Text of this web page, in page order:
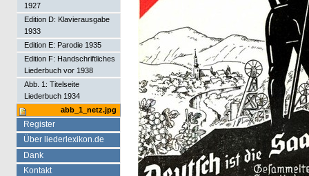
1927
Edition D: Klavierausgabe
1933
Edition E: Parodie 1935
Edition F: Handschriftliches
Liederbuch vor 1938
Abb. 1: Titelseite
Liederbuch 1934
abb_1_netz.jpg
Register
Über liederlexikon.de
Dank
Kontakt